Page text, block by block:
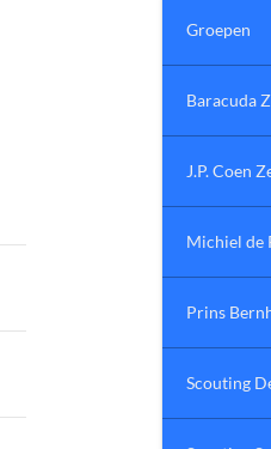
Groepen
Baracuda
J.P. Coen
Michiel de
Prins
Scouting